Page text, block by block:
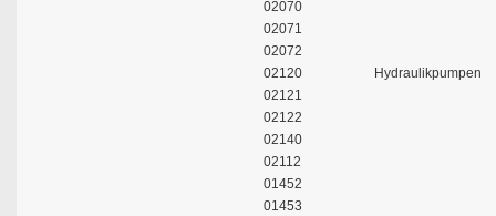
02070
02071
02072
02120
Hydraulikpumpen
02121
02122
02140
02112
01452
01453